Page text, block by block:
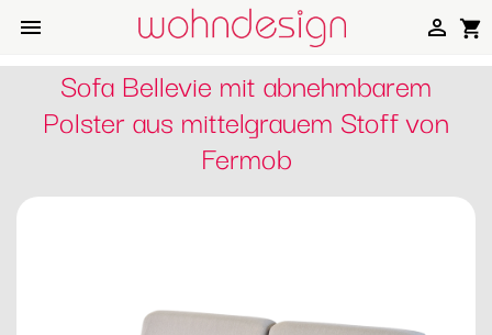
 shopping_cart

Sofa Bellevie mit abnehmbarem
Polster aus mittelgrauem Stoff von
Fermob